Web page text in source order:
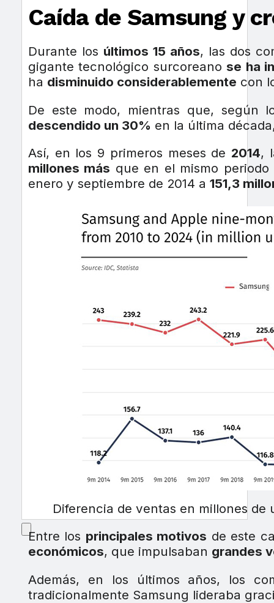
Caída de Samsung y
Durante los últimos 15 años, las dos
gigante tecnológico surcoreano se ha
ha disminuido considerablemente con
De este modo, mientras que, según
descendido un 30% en la última
Así, en los 9 primeros meses de 2014,
millones más que en el mismo
enero y septiembre de 2014 a 151,3
Diferencia de ventas en millones de
Entre los principales motivos de este
económicos, que impulsaban grandes
Además, en los últimos años, los
tradicionalmente Samsung lideraba